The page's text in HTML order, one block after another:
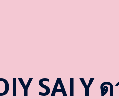
SAI Y